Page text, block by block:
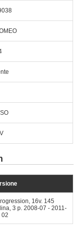
16v. 145
3 p. 2008-07 - 2011-
02